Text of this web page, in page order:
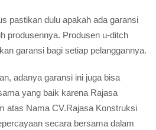
pastikan dulu apakah ada garansi
produsennya. Produsen u-ditch
garansi bagi setiap pelanggannya.
adanya garansi ini juga bisa
yang baik karena Rajasa
atas Nama CV.Rajasa Konstruksi
secara bersama dalam